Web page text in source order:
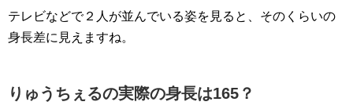
テレビなどで２人が並んでいる姿を見ると、そのくらいの
身長差に見えますね。
りゅうちぇるの実際の身長は165？